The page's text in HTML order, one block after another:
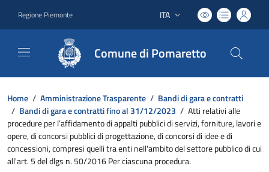
Regione Piemonte Lingua attiva:
ITA
Comune di Pomaretto
Home / Amministrazione Trasparente / Bandi di gara e contratti
/ Bandi di gara e contratti fino al 31/12/2023 / Atti relativi alle
procedure per l’affidamento di appalti pubblici di servizi, forniture, lavori e
opere, di concorsi pubblici di progettazione, di concorsi di idee e di
concessioni, compresi quelli tra enti nell'ambito del settore pubblico di cui
all'art. 5 del dlgs n. 50/2016 Per ciascuna procedura.